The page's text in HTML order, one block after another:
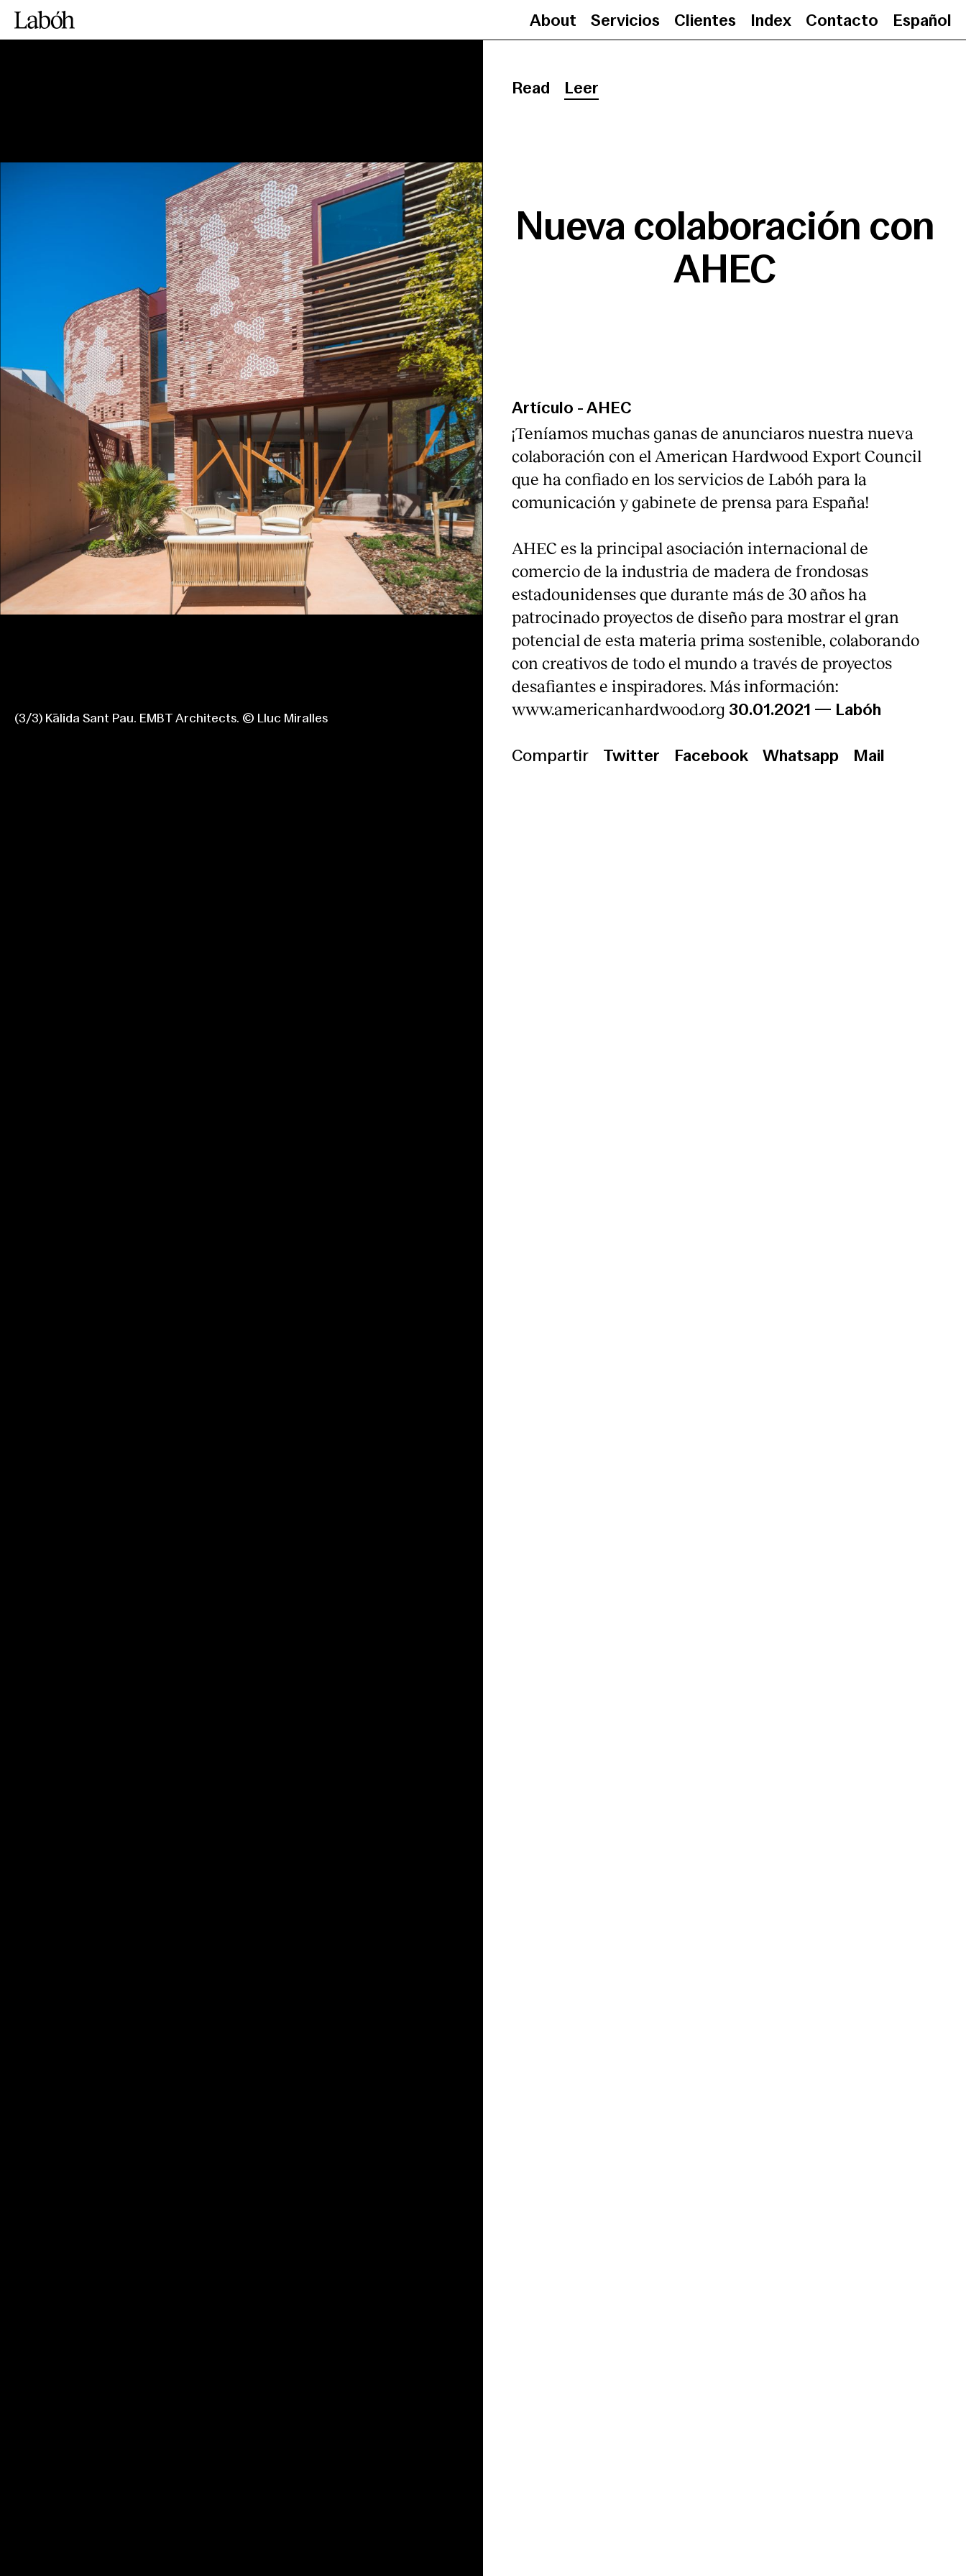
About Servicios Clientes Index Contacto Español
1 3 Tocamadera, Bailarinas. Sergio Rodríguez Casado, AHEC, AIDI
2 3 Endless Stair. RDMM Architects, AHEC. © Jonas Lencer
(3/3) Kālida Sant Pau. EMBT Architects. © Lluc Miralles
Read
Leer
Nueva colaboración con
AHEC
Artículo - AHEC
¡Teníamos muchas ganas de anunciaros nuestra nueva
colaboración con el American Hardwood Export Council
que ha confiado en los servicios de Labóh para la
comunicación y gabinete de prensa para España!
AHEC es la principal asociación internacional de
comercio de la industria de madera de frondosas
estadounidenses que durante más de 30 años ha
patrocinado proyectos de diseño para mostrar el gran
potencial de esta materia prima sostenible, colaborando
con creativos de todo el mundo a través de proyectos
desafiantes e inspiradores. Más información:
www.americanhardwood.org 30.01.2021 — Labóh
Compartir Twitter Facebook Whatsapp Mail